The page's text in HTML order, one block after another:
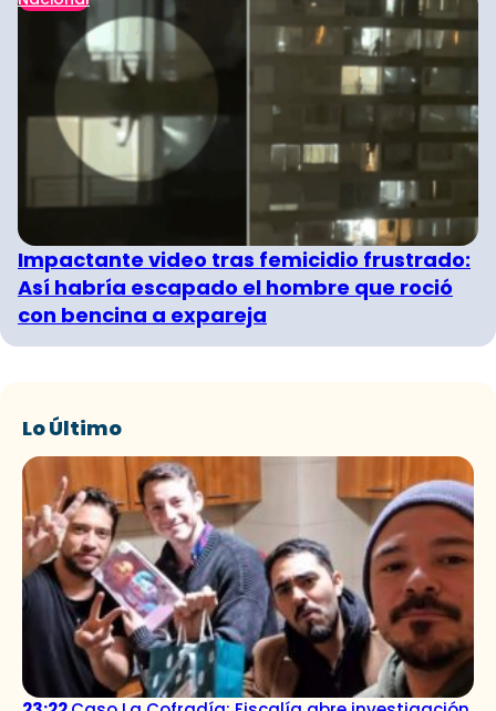
Impactante video tras femicidio frustrado:
Así habría escapado el hombre que roció
con bencina a expareja
Lo Último